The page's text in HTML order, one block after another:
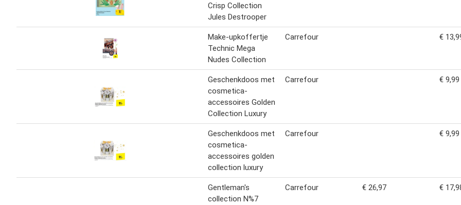
Crisp Collection
Jules Destrooper
Make-upkoffertje
Technic Mega
Nudes Collection
Carrefour €
Geschenkdoos met
cosmetica-
accessoires Golden
Collection Luxury
Carrefour € 9,99
Geschenkdoos met
cosmetica-
accessoires golden
collection luxury
Carrefour € 9,99
Gentleman's
collection N%7
Carrefour € 26,97 €